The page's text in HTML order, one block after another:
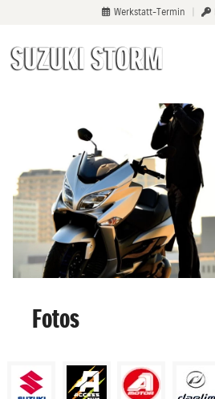
Werkstatt-Termin
Fotos